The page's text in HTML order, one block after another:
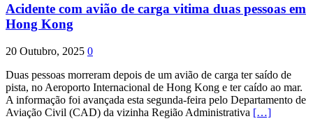
Acidente com avião de carga vitima duas pessoas em
Hong Kong
20 Outubro, 2025 0
Duas pessoas morreram depois de um avião de carga ter saído de
pista, no Aeroporto Internacional de Hong Kong e ter caído ao mar.
A informação foi avançada esta segunda-feira pelo Departamento de
Aviação Civil (CAD) da vizinha Região Administrativa […]